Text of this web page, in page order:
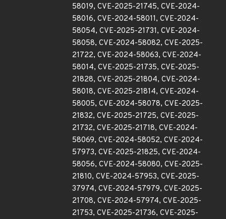
58019, CVE-2025-21745, CVE-2024-
58016, CVE-2024-58011, CVE-2024-
58054, CVE-2025-21731, CVE-2024-
58058, CVE-2024-58082, CVE-2025-
21722, CVE-2024-58063, CVE-2024-
58014, CVE-2025-21735, CVE-2025-
21828, CVE-2025-21804, CVE-2024-
58018, CVE-2025-21814, CVE-2024-
58005, CVE-2024-58078, CVE-2025-
21832, CVE-2025-21725, CVE-2025-
21732, CVE-2025-21718, CVE-2024-
58069, CVE-2024-58052, CVE-2024-
57973, CVE-2025-21825, CVE-2024-
58056, CVE-2024-58080, CVE-2025-
21810, CVE-2024-57953, CVE-2025-
37974, CVE-2024-57979, CVE-2025-
21708, CVE-2024-57974, CVE-2025-
21753, CVE-2025-21736, CVE-2025-